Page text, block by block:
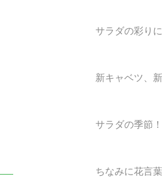
サラダの彩りにぴっ
新キャベツ、新じゃ
サラダの季節
ちなみに花言葉は“